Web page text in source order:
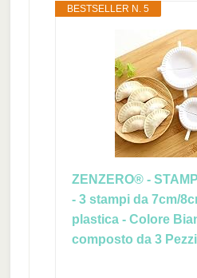
BESTSELLER N. 5
ZENZERO® -
- 3 stampi da 7cm/
plastica - Colore
composto da 3 Pezzi